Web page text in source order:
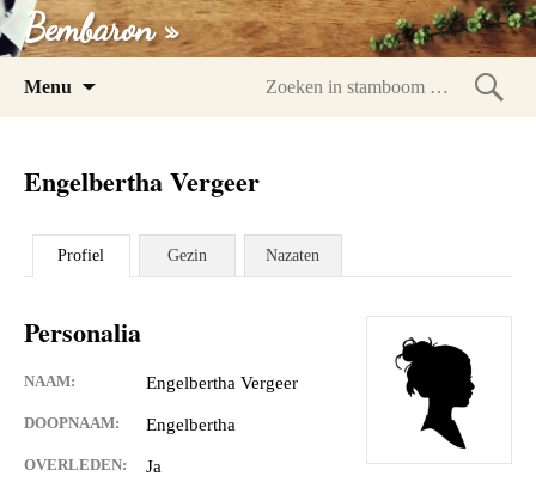
Bembaron »
Menu
Engelbertha Vergeer
Profiel Gezin Nazaten
Personalia
NAAM: Engelbertha Vergeer
DOOPNAAM: Engelbertha
OVERLEDEN: Ja